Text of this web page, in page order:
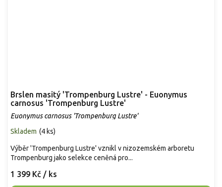
Brslen masitý 'Trompenburg Lustre' - Euonymus
carnosus 'Trompenburg Lustre'
Euonymus carnosus 'Trompenburg Lustre'
Skladem (4 ks)
1 399 Kč / ks
Výběr 'Trompenburg Lustre' vznikl v nizozemském arboretu
Trompenburg jako selekce ceněná pro...